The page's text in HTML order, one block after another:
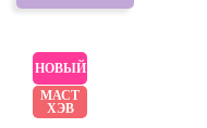
НОВЫЙ
МАСТ
ХЭВ